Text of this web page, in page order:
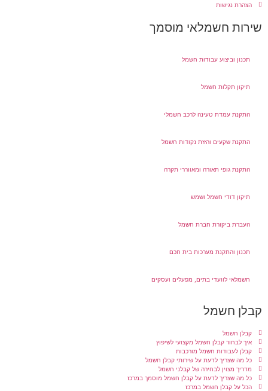
הצהרת נגישות
שירות חשמלאי מוסמך
תכנון וביצוע עבודות חשמל
תיקון תקלות חשמל
התקנת עמדת טעינה לרכב חשמלי
התקנת שקעים והזזת נקודות חשמל
התקנת גופי תאורה ומאווררי תקרה
תיקון דודי חשמל ושמש
העברת ביקורת חברת חשמל
תכנון והתקנת מערכות בית חכם
חשמלאי לוועדי בתים, מפעלים ועסקים
קבלן חשמל
קבלן חשמל
איך לבחור קבלן חשמל מקצועי לשיפוץ
קבלן לעבודות חשמל מורכבות
כל מה שצריך לדעת על שירותי קבלן חשמל
מדריך מצוין לבחירה של קבלני חשמל
כל מה שצריך לדעת על קבלן חשמל מוסמך במרכז
הכל על קבלן חשמל במרכז